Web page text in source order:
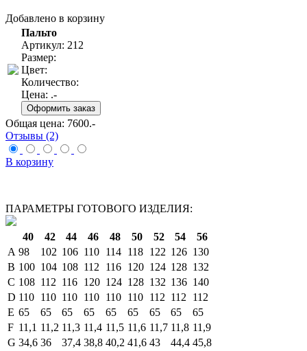
Добавлено в корзину
Пальто
Артикул: 212
Размер:
Цвет:
Количество:
Цена: .-
Общая цена: 7600.-
Отзывы (2)
В корзину
ПАРАМЕТРЫ ГОТОВОГО ИЗДЕЛИЯ:
40 42 44 46 48 50 52 54
56
A 98 102 106 110 114 118 122 126 130
B 100 104 108 112 116 120 124 128 132
C 108 112 116 120 124 128 132 136 140
D 110 110 110 110 110 110 112 112
112
E 65 65 65 65 65 65 65 65
65
F 11,1 11,2 11,3 11,4 11,5 11,6 11,7 11,8 11,9
G 34,6 36 37,4 38,8 40,2 41,6 43 44,4 45,8